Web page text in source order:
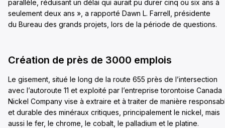
parallèle, réduisant un délai qui aurait pu durer cinq ou six ans à
seulement deux ans », a rapporté Dawn L. Farrell, présidente
du Bureau des grands projets, lors de la période de questions.
Création de près de 3000 emplois
Le gisement, situé le long de la route 655 près de l’intersection
avec l’autoroute 11 et exploité par l’entreprise torontoise Canada
Nickel Company vise à extraire et à traiter de manière
et durable des minéraux critiques, principalement le nickel, mais
aussi le fer, le chrome, le cobalt, le palladium et le platine.